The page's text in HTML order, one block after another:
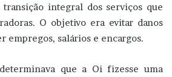
transição integral dos serviços que
O objetivo era evitar danos
empregos, salários e encargos.
que a Oi fizesse uma